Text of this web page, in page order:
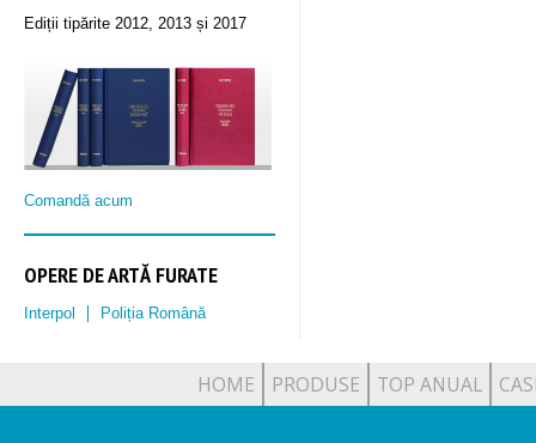
Ediții tipărite 2012, 2013 și 2017
Comandă acum
OPERE DE ARTĂ FURATE
Interpol Poliția Română
HOME PRODUSE TOP ANUAL